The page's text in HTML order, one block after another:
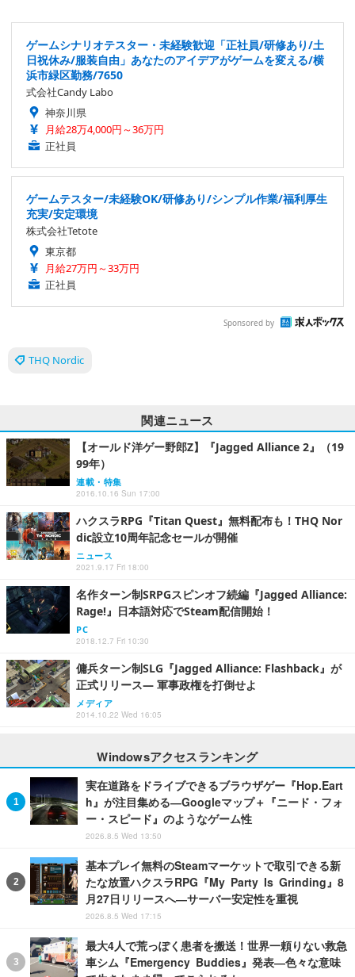
ゲームシナリオテスター・未経験歓迎「正社員/研修あり/土
日祝休み/服装自由」あなたのアイデアがゲームを変える/横
浜市緑区勤務/7650
式会社Candy Labo
神奈川県
月給28万4,000円～36万円
正社員
ゲームテスター/未経験OK/研修あり/シンプル作業/福利厚生
充実/安定環境
株式会社Tetote
東京都
月給27万円～33万円
正社員
Sponsored by
THQ Nordic
関連ニュース
【オールド洋ゲー野郎Z】『Jagged Alliance 2』（19
99年）
連載・特集
2016.10.16 Sun 17:00
ハクスラRPG『Titan Quest』無料配布も！THQ Nor
dic設立10周年記念セールが開催
ニュース
2021.9.17 Fri 18:00
名作ターン制SRPGスピンオフ続編『Jagged Alliance:
Rage!』日本語対応でSteam配信開始！
PC
2018.12.7 Fri 10:30
傭兵ターン制SLG『Jagged Alliance: Flashback』が
正式リリース― 軍事政権を打倒せよ
メディア
2014.10.22 Wed 16:05
Windowsアクセスランキング
実在道路をドライブできるブラウザゲー『Hop.Eart
h』が注目集める―Googleマップ＋『ニード・フォ
ー・スピード』のようなゲーム性
2026.8.5 Wed 13:50
基本プレイ無料のSteamマーケットで取引できる新
たな放置ハクスラRPG『My Party Is Grinding』8
月27日リリースへ―サーバー安定性を重視
2026.8.5 Wed 17:15
最大4人で荒っぽく患者を搬送！世界一頼りない救急
車シム『Emergency Buddies』発表―色々な意味